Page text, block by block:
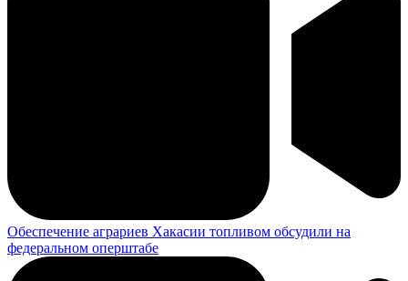
Обеспечение аграриев Хакасии топливом обсудили на
федеральном оперштабе